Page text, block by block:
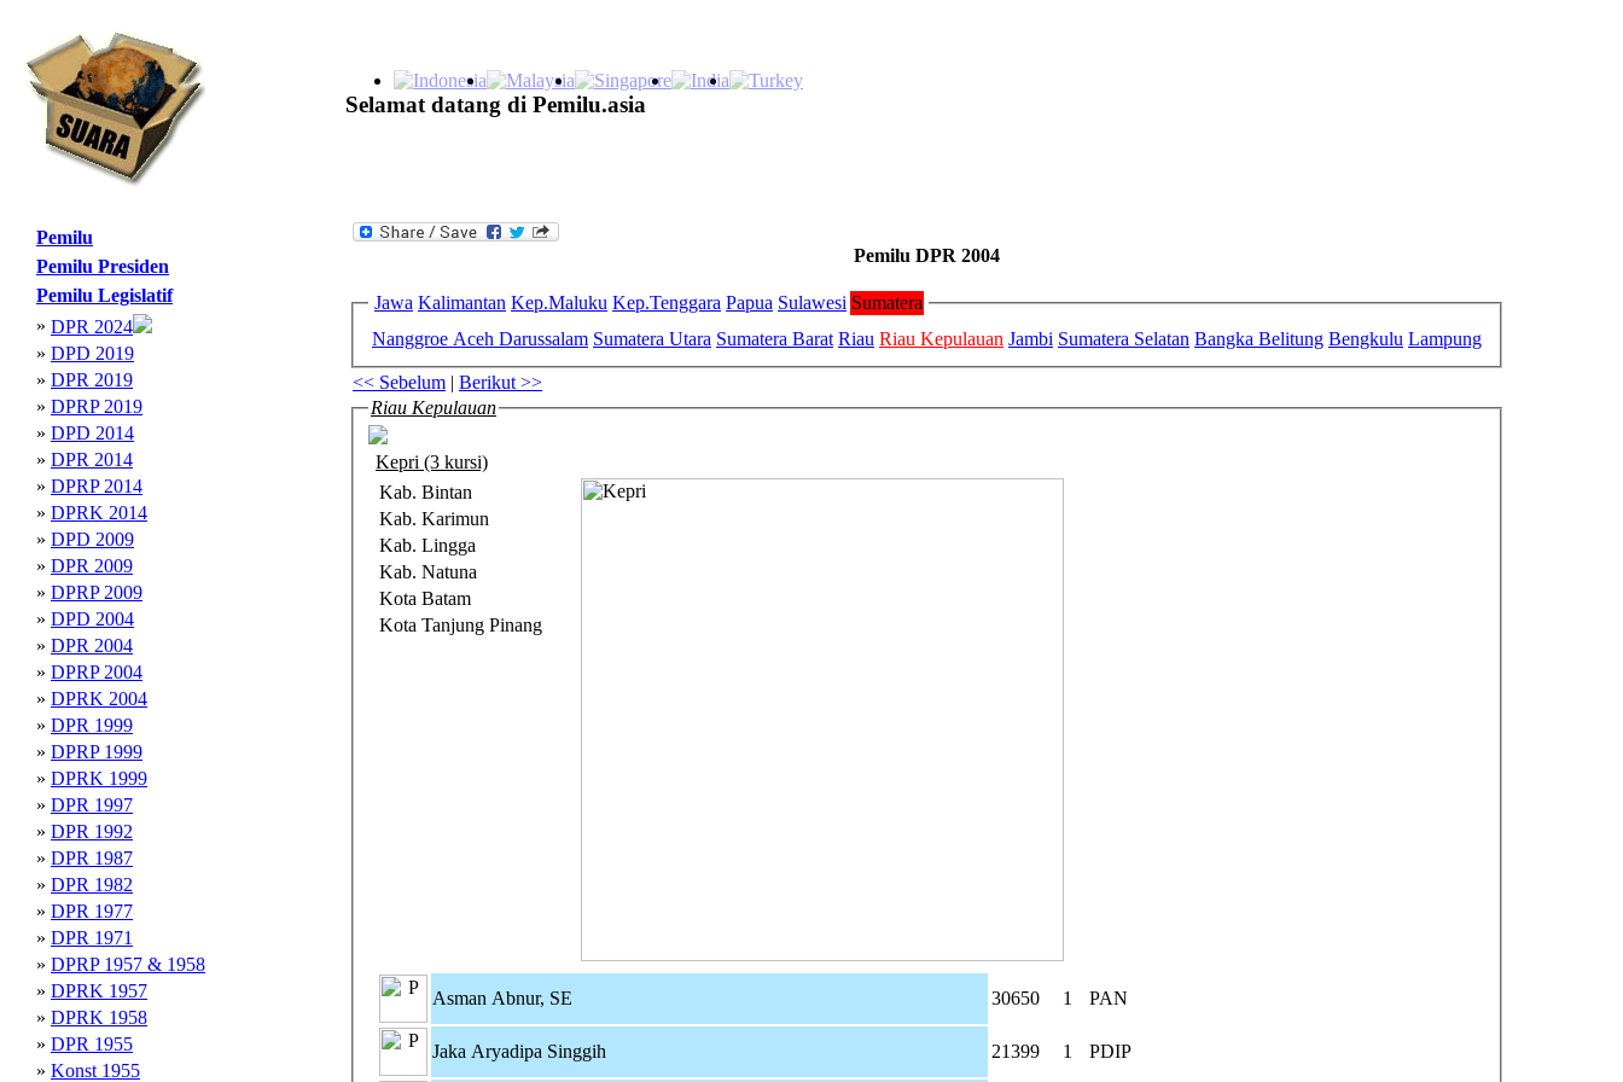
Selamat datang di Pemilu.asia
Pemilu
Pemilu Presiden
Pemilu Legislatif
» DPR 2024
» DPD 2019
» DPR 2019
» DPRP 2019
» DPD 2014
» DPR 2014
» DPRP 2014
» DPRK 2014
» DPD 2009
» DPR 2009
» DPRP 2009
» DPD 2004
» DPR 2004
» DPRP 2004
» DPRK 2004
» DPR 1999
» DPRP 1999
» DPRK 1999
» DPR 1997
» DPR 1992
» DPR 1987
» DPR 1982
» DPR 1977
» DPR 1971
» DPRP 1957 & 1958
» DPRK 1957
» DPRK 1958
» DPR 1955
» Konst 1955
Pemilu DPR 2004
Jawa Kalimantan Kep.Maluku Kep.Tenggara Papua Sulawesi Sumatera
Nanggroe Aceh Darussalam Sumatera Utara Sumatera Barat Riau Riau Kepulauan Jambi Sumatera Selatan Bangka Belitung Bengkulu Lampung
<< Sebelum | Berikut >>
Riau Kepulauan
Kepri (3 kursi)
Kab. Bintan
Kab. Karimun
Kab. Lingga
Kab. Natuna
Kota Batam
Kota Tanjung Pinang
Asman Abnur, SE 30650 1 PAN
Jaka Aryadipa Singgih 21399 1 PDIP